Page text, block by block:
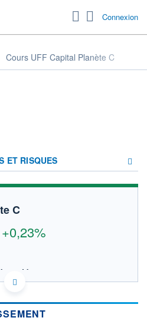
Connexion
Cours UFF Capital Planète C
ET RISQUES
FORUM
C
+0,23%
Management
AU 29/09/2023